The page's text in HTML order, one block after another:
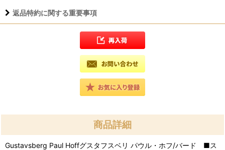
返品特約に関する重要事項
商品詳細
Gustavsberg Paul Hoffグスタフスベリ パウル・ホフ/バード ■ス